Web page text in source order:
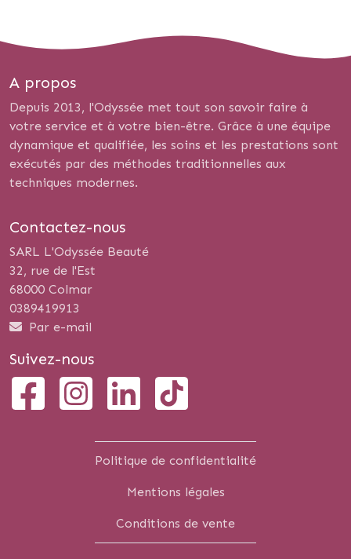
A propos
Depuis 2013, l'Odyssée met tout son savoir faire à
votre service et à votre bien-être. Grâce à une équipe
dynamique et qualifiée, les soins et les prestations sont
exécutés par des méthodes traditionnelles aux
techniques modernes.
Contactez-nous
SARL L'Odyssée Beauté
32, rue de l'Est
68000 Colmar
0389419913
Par e-mail
Suivez-nous
Politique de confidentialité
Mentions légales
Conditions de vente